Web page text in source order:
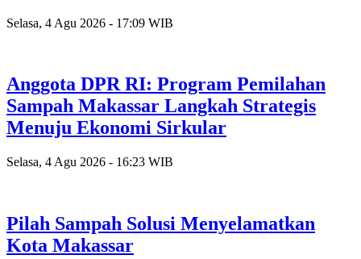
Selasa, 4 Agu 2026 - 17:09 WIB
Anggota DPR RI: Program Pemilahan
Sampah Makassar Langkah Strategis
Menuju Ekonomi Sirkular
Selasa, 4 Agu 2026 - 16:23 WIB
Pilah Sampah Solusi Menyelamatkan
Kota Makassar